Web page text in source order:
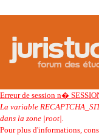
Erreur de session n�
La variable
dans la zone |root|.
Pour plus d'informations,